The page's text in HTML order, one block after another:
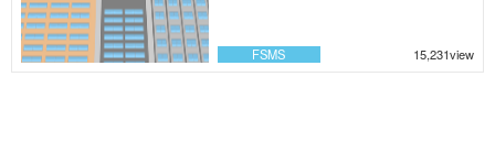
FSMS 15,231view